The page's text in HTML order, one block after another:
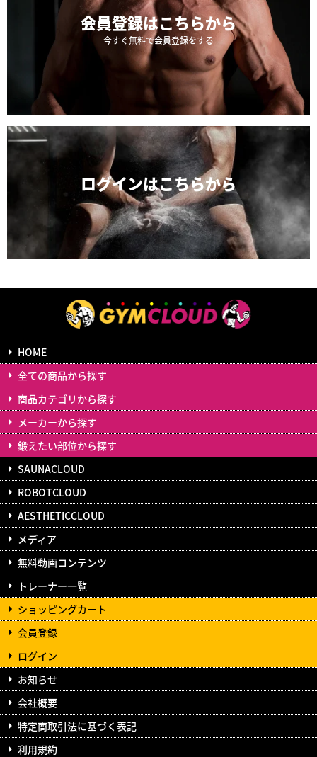
会員登録はこちらから
今すぐ無料で会員登録をする
ログインはこちらから
HOME
全ての商品から探す
商品カテゴリから探す
メーカーから探す
鍛えたい部位から探す
SAUNACLOUD
ROBOTCLOUD
AESTHETICCLOUD
メディア
無料動画コンテンツ
トレーナー一覧
ショッピングカート
会員登録
ログイン
お知らせ
会社概要
特定商取引法に基づく表記
利用規約